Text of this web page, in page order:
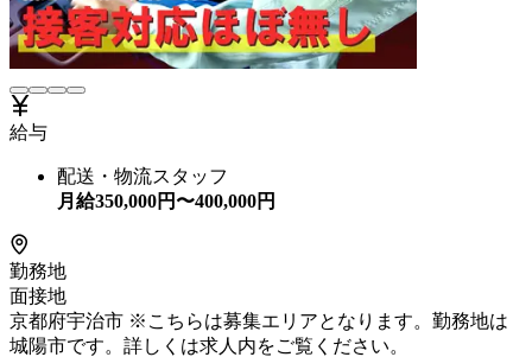
給与
配送・物流スタッフ
月給350,000円〜400,000円
勤務地
面接地
京都府宇治市 ※こちらは募集エリアとなります。勤務地は
城陽市です。詳しくは求人内をご覧ください。